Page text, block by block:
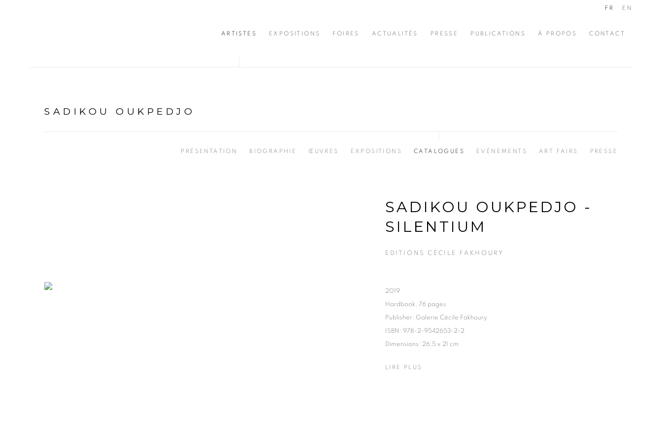
ARTISTES EXPOSITIONS FOIRES ACTUALITÉS PRESSE PUBLICATIONS À PROPOS CONTACT
FR EN
SADIKOU OUKPEDJO
PRÉSENTATION BIOGRAPHIE ŒUVRES EXPOSITIONS CATALOGUES EVÉNEMENTS ART FAIRS PRESSE
SADIKOU OUKPEDJO -
SILENTIUM
EDITIONS CÉCILE FAKHOURY
2019
Hardbook, 76 pages
Publisher: Galerie Cécile Fakhoury
ISBN: 978-2-9542653-2-2
Dimensions: 26,5 x 21 cm
LIRE PLUS